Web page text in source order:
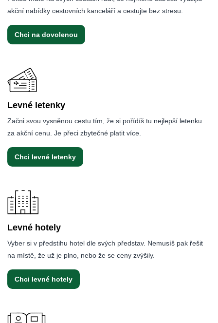
akční nabídky cestovních kanceláří a cestujte bez stresu.
Chci na dovolenou
Levné letenky
Začni svou vysněnou cestu tím, že si pořídíš tu nejlepší letenku
za akční cenu. Je přeci zbytečné platit více.
Chci levné letenky
Levné hotely
Vyber si v předstihu hotel dle svých představ. Nemusíš pak řešit
na místě, že už je plno, nebo že se ceny zvýšily.
Chci levné hotely